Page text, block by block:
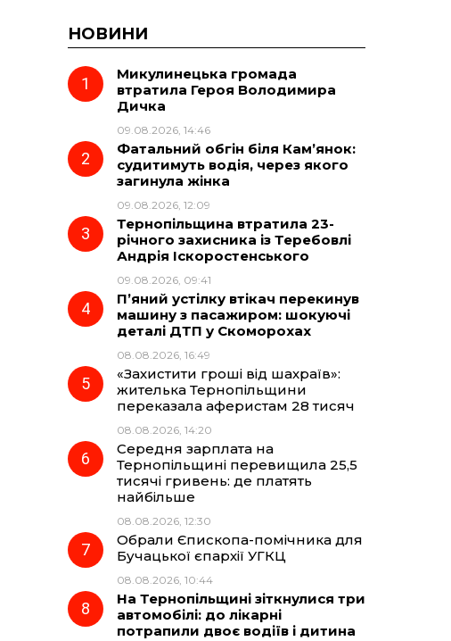
НОВИНИ
Микулинецька громада
втратила Героя Володимира
Дичка
09.08.2026, 14:46
Фатальний обгін біля Кам’янок:
судитимуть водія, через якого
загинула жінка
09.08.2026, 12:09
Тернопільщина втратила 23-
річного захисника із Теребовлі
Андрія Іскоростенського
09.08.2026, 09:41
П’яний устілку втікач перекинув
машину з пасажиром: шокуючі
деталі ДТП у Скоморохах
08.08.2026, 16:49
«Захистити гроші від шахраїв»:
жителька Тернопільщини
переказала аферистам 28 тисяч
08.08.2026, 14:20
Середня зарплата на
Тернопільщині перевищила 25,5
тисячі гривень: де платять
найбільше
08.08.2026, 12:30
Обрали Єпископа-помічника для
Бучацької єпархії УГКЦ
08.08.2026, 10:44
На Тернопільщині зіткнулися три
автомобілі: до лікарні
потрапили двоє водіїв і дитина